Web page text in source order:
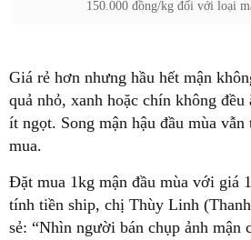
150.000 đồng/kg đối với loại
Giá rẻ hơn nhưng hầu hết mận
quả nhỏ, xanh hoặc chín không đều
ít ngọt. Song mận hậu đầu mùa
mua.
Đặt mua 1kg mận đầu mùa với giá
tính tiền ship, chị Thùy Linh
sẻ: “Nhìn người bán chụp ảnh mận